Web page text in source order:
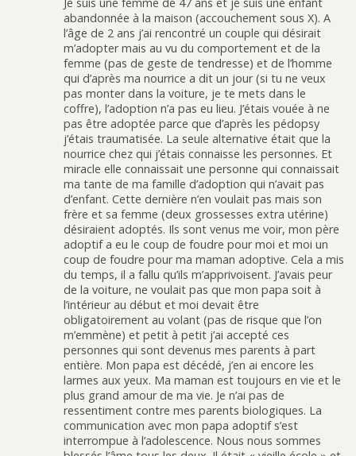
abandonnée à la maison (accouchement sous X). A
l’âge de 2 ans j’ai rencontré un couple qui désirait
m’adopter mais au vu du comportement et de la
femme (pas de geste de tendresse) et de l’homme
qui d’après ma nourrice a dit un jour (si tu ne veux
pas monter dans la voiture, je te mets dans le
coffre), l’adoption n’a pas eu lieu. J’étais vouée à ne
pas être adoptée parce que d’après les pédopsy
j’étais traumatisée. La seule alternative était que la
nourrice chez qui j’étais connaisse les personnes. Et
miracle elle connaissait une personne qui connaissait
ma tante de ma famille d’adoption qui n’avait pas
d’enfant. Cette dernière n’en voulait pas mais son
frère et sa femme (deux grossesses extra utérine)
désiraient adoptés. Ils sont venus me voir, mon père
adoptif a eu le coup de foudre pour moi et moi un
coup de foudre pour ma maman adoptive. Cela a mis
du temps, il a fallu qu’ils m’apprivoisent. J’avais peur
de la voiture, ne voulait pas que mon papa soit à
l’intérieur au début et moi devait être
obligatoirement au volant (pas de risque que l’on
m’emmène) et petit à petit j’ai accepté ces
personnes qui sont devenus mes parents à part
entière. Mon papa est décédé, j’en ai encore les
larmes aux yeux. Ma maman est toujours en vie et le
plus grand amour de ma vie. Je n’ai pas de
ressentiment contre mes parents biologiques. La
communication avec mon papa adoptif s’est
interrompue à l’adolescence. Nous nous sommes